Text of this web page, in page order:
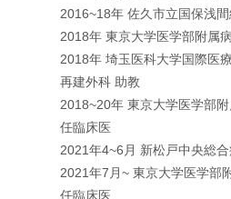
2016~18年 佐久市立国保浅
2018年 東京大学医学部附属
2018年 埼玉医科大学国際医
再建外科 助教
2018~20年 東京大学医学部
任臨床医
2021年4~6月 新松戸中央総
2021年7月~ 東京大学医学部
任臨床医